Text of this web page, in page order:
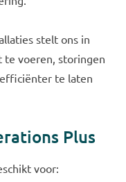
stelt ons in
te voeren, storingen
te laten
Plus
voor: